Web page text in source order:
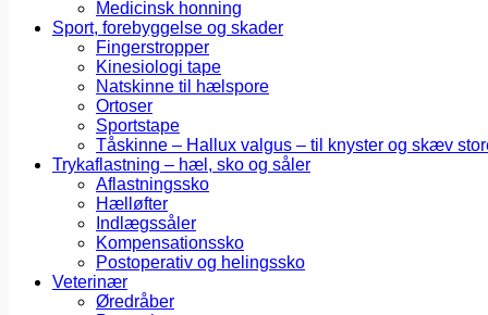
Medicinsk honning
Sport, forebyggelse og skader
Fingerstropper
Kinesiologi tape
Natskinne til hælspore
Ortoser
Sportstape
Tåskinne – Hallux valgus – til knyster og skæv
Trykaflastning – hæl, sko og såler
Aflastningssko
Hælløfter
Indlægssåler
Kompensationssko
Postoperativ og helingssko
Veterinær
Øredråber